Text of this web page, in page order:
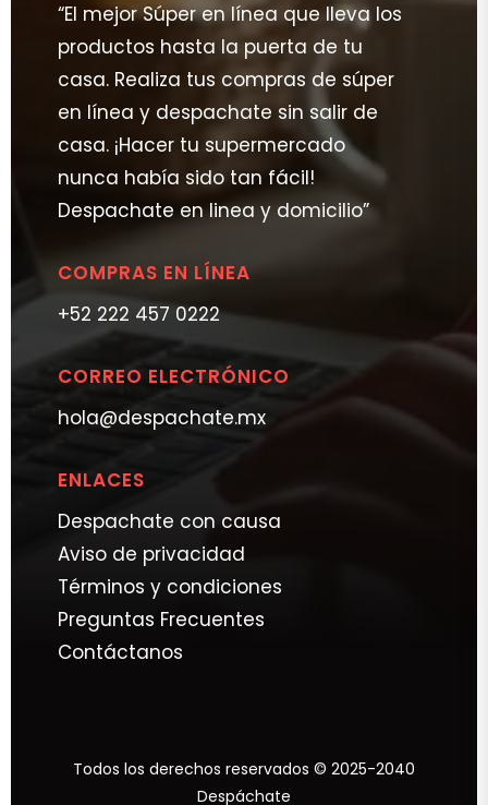
“El mejor Súper en línea que lleva los
productos hasta la puerta de tu
casa. Realiza tus compras de súper
en línea y despachate sin salir de
casa. ¡Hacer tu supermercado
nunca había sido tan fácil!
Despachate en linea y domicilio”
COMPRAS EN LÍNEA
+52 222 457 0222
CORREO ELECTRÓNICO
hola@despachate.mx
ENLACES
Despachate con causa
Aviso de privacidad
Términos y condiciones
Preguntas Frecuentes
Contáctanos
Todos los derechos reservados © 2025-2040
Despáchate